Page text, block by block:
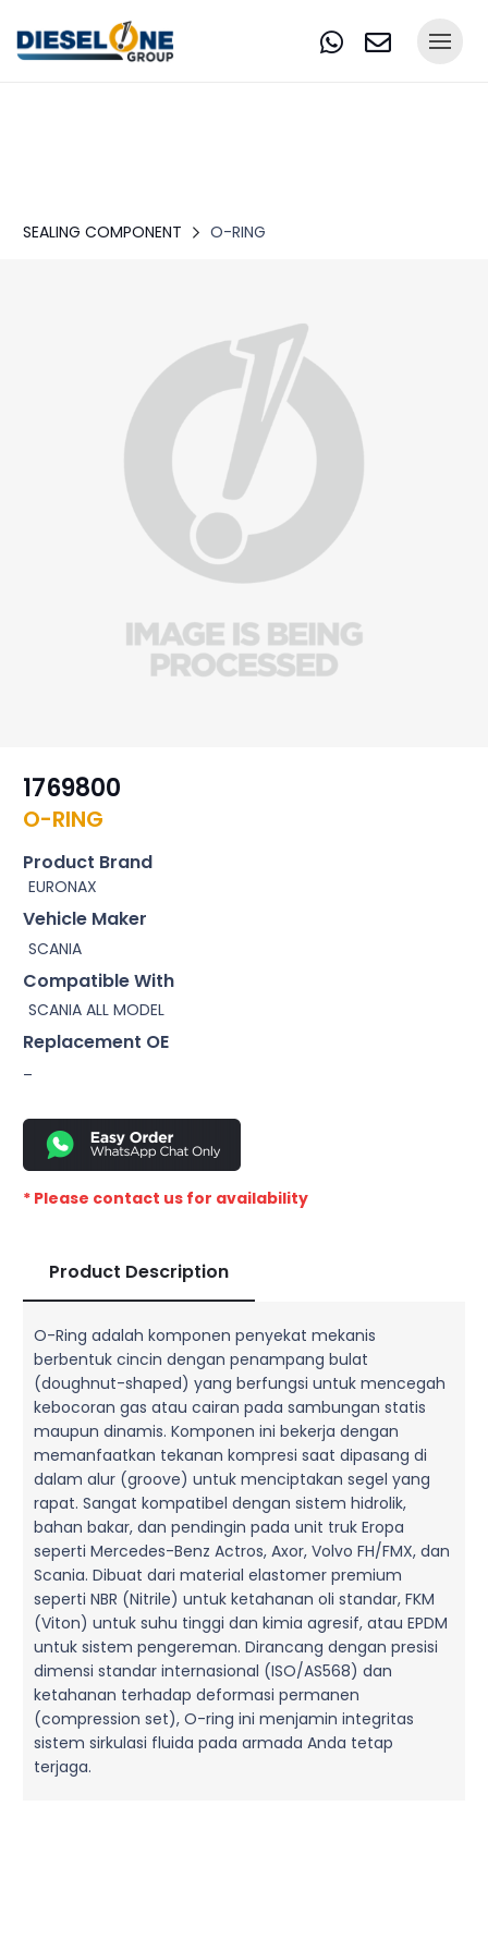
SEALING COMPONENT O-RING
1769800
O-RING
Product Brand
EURONAX
Vehicle Maker
SCANIA
Compatible With
SCANIA ALL MODEL
Replacement OE
–
* Please contact us for availability
Product Description
O-Ring adalah komponen penyekat mekanis
berbentuk cincin dengan penampang bulat
(doughnut-shaped) yang berfungsi untuk mencegah
kebocoran gas atau cairan pada sambungan statis
maupun dinamis. Komponen ini bekerja dengan
memanfaatkan tekanan kompresi saat dipasang di
dalam alur (groove) untuk menciptakan segel yang
rapat. Sangat kompatibel dengan sistem hidrolik,
bahan bakar, dan pendingin pada unit truk Eropa
seperti Mercedes-Benz Actros, Axor, Volvo FH/FMX, dan
Scania. Dibuat dari material elastomer premium
seperti NBR (Nitrile) untuk ketahanan oli standar, FKM
(Viton) untuk suhu tinggi dan kimia agresif, atau EPDM
untuk sistem pengereman. Dirancang dengan presisi
dimensi standar internasional (ISO/AS568) dan
ketahanan terhadap deformasi permanen
(compression set), O-ring ini menjamin integritas
sistem sirkulasi fluida pada armada Anda tetap
terjaga.